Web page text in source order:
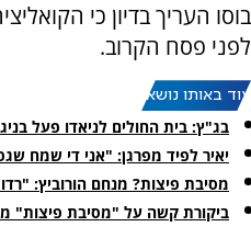
בוסו העריך בדיון כי
לפני פסח הקרוב.
עוד באותו נושא:
בג"ץ: בית החולים לניאדו פעל
יאיר לפיד מפרגן: "אני די שמח
מסיבת פיצות? מנחם הורוביץ:
ביקורת קשה על "מסיבת פיצות"